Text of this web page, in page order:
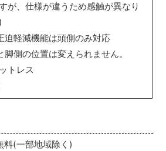
料(一部地域除く)
が、仕様が違うため感触が異なり
迫軽減機能は頭側のみ対応
脚側の位置は変えられません。
トレス